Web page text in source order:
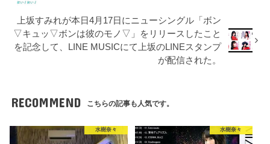
上坂すみれが本日4月17日にニューシングル「ボン
▽キュッ▽ボンは彼のモノ▽」をリリースしたこと
を記念して、LINE MUSICにて上坂のLINEスタンプ
が配信された。
RECOMMEND こちらの記事も人気です。
水樹奈々 水樹奈々